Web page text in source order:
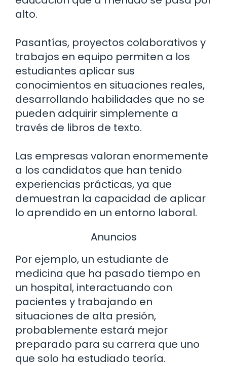
alto.
Pasantías, proyectos colaborativos y
trabajos en equipo permiten a los
estudiantes aplicar sus
conocimientos en situaciones reales,
desarrollando habilidades que no se
pueden adquirir simplemente a
través de libros de texto.
Las empresas valoran enormemente
a los candidatos que han tenido
experiencias prácticas, ya que
demuestran la capacidad de aplicar
lo aprendido en un entorno laboral.
Anuncios
Por ejemplo, un estudiante de
medicina que ha pasado tiempo en
un hospital, interactuando con
pacientes y trabajando en
situaciones de alta presión,
probablemente estará mejor
preparado para su carrera que uno
que solo ha estudiado teoría.